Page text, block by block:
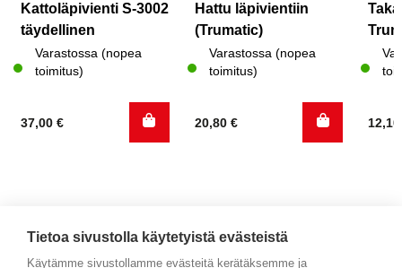
Kattoläpivienti S-3002
täydellinen
Varastossa (nopea
toimitus)
37,00 €
Hattu läpivientiin
(Trumatic)
Varastossa (nopea
toimitus)
20,80 €
Tietoa sivustolla käytetyistä evästeistä
Käytämme sivustollamme evästeitä kerätäksemme ja